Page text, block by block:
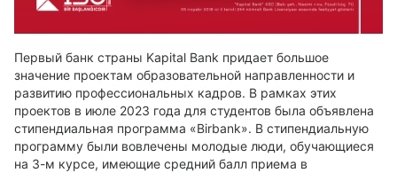
Первый банк страны Kapital Bank придает большое
значение проектам образовательной направленности и
развитию профессиональных кадров. В рамках этих
проектов в июле 2023 года для студентов была объявлена
стипендиальная программа «Birbank». В стипендиальную
программу были вовлечены молодые люди, обучающиеся
на 3-м курсе, имеющие средний балл приема в